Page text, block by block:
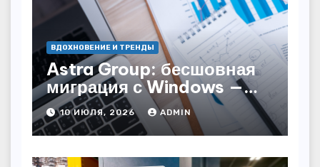
ВДОХНОВЕНИЕ И ТРЕНДЫ
Astra Group: бесшовная
миграция с Windows —
как сохранить бизнес-
непрерывность
10 ИЮЛЯ, 2026 ADMIN